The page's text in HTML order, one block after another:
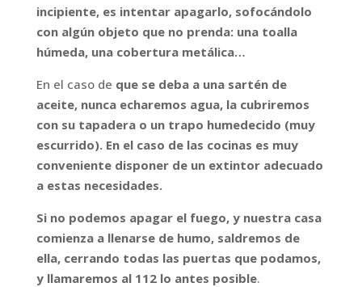
incipiente, es intentar apagarlo, sofocándolo
con algún objeto que no prenda: una toalla
húmeda, una cobertura metálica…
En el caso de que se deba a una sartén de
aceite, nunca echaremos agua, la cubriremos
con su tapadera o un trapo humedecido (muy
escurrido). En el caso de las cocinas es muy
conveniente disponer de un extintor adecuado
a estas necesidades.
Si no podemos apagar el fuego, y nuestra casa
comienza a llenarse de humo, saldremos de
ella, cerrando todas las puertas que podamos,
y llamaremos al 112 lo antes posible.